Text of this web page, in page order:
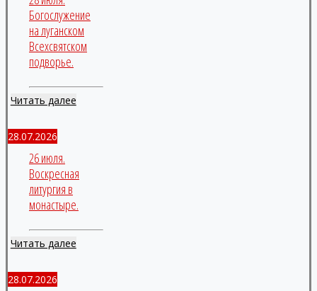
Богослужение
на луганском
Всехсвятском
подворье.
Читать далее
28.07.2026
26 июля.
Воскресная
литургия в
монастыре.
Читать далее
28.07.2026